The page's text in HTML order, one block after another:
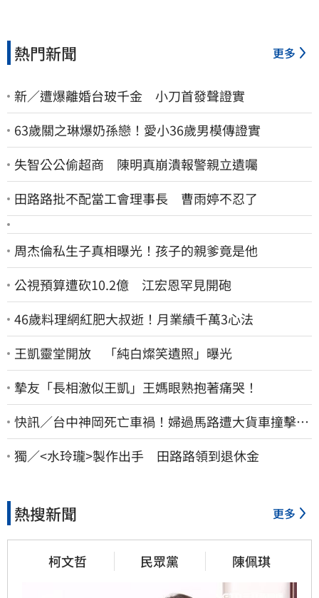
熱門新聞 更多
新／遭爆離婚台玻千金 小刀首發聲證實
63歲關之琳爆奶孫戀！愛小36歲男模傳證實
失智公公偷超商 陳明真崩潰報警親立遺囑
田路路批不配當工會理事長 曹雨婷不忍了
周杰倫私生子真相曝光！孩子的親爹竟是他
公視預算遭砍10.2億 江宏恩罕見開砲
46歲料理網紅肥大叔逝！月業績千萬3心法
王凱靈堂開放 「純白燦笑遺照」曝光
摯友「長相激似王凱」王媽眼熟抱著痛哭！
快訊／台中神岡死亡車禍！婦過馬路遭大貨車撞擊…
下半身輾碎慘死路口
獨／<水玲瓏>製作出手 田路路領到退休金
熱搜新聞 更多
柯文哲 民眾黨 陳佩琪